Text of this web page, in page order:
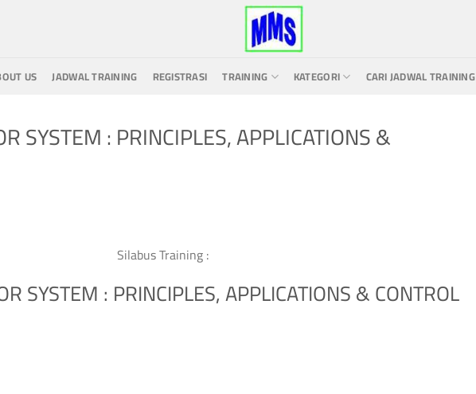
US JADWAL TRAINING REGISTRASI TRAINING KATEGORI CARI JADWAL TRAINING
SYSTEM : PRINCIPLES, APPLICATIONS &
Silabus Training :
SYSTEM : PRINCIPLES, APPLICATIONS & CONTROL